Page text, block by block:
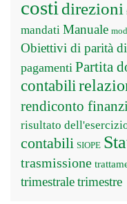
costi direzioni
mandati Manuale
Obiettivi di parità
pagamenti Partita
contabili
rendiconto
risultato
contabili SIOPE
trasmissione
trimestraletrimestre